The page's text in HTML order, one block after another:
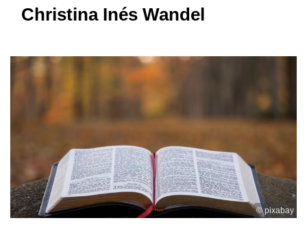
Christina Inés Wandel
© pixabay